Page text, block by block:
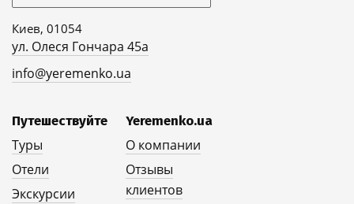
Киев, 01054
ул. Олеся Гончара 45а
info@yeremenko.ua
Путешествуйте
Туры
Отели
Экскурсии
Yeremenko.ua
О компании
Отзывы
клиентов